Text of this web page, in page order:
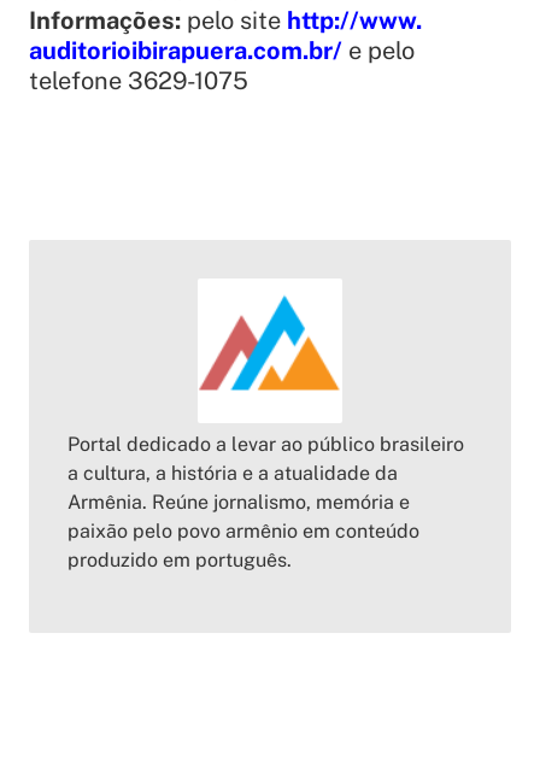
Informações: pelo site http://www.
auditorioibirapuera.com.br/ e pelo
telefone 3629-1075
Portal dedicado a levar ao público brasileiro
a cultura, a história e a atualidade da
Armênia. Reúne jornalismo, memória e
paixão pelo povo armênio em conteúdo
produzido em português.